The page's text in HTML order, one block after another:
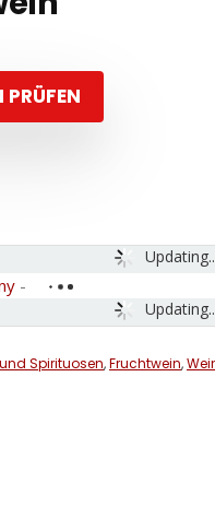
-
Spirituosen,Fruchtwein,